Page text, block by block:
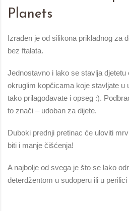
Planets
Izrađen je od silikona prikladnog za
bez ftalata.
Jednostavno i lako se stavlja
okruglim kopčicama koje stavljate u
tako prilagođavate i opseg :).
to znači – udoban za dijete.
Duboki prednji pretinac će uloviti
biti i manje čišćenja!
A najbolje od svega je što se lako
deterdžentom u sudoperu ili u